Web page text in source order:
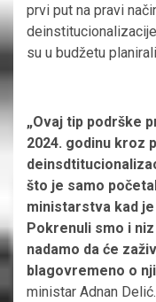
prvi put na pravi
su u budžetu
„Ovaj tip podrške
2024. godinu kroz
što je samo
ministarstva kad
Pokrenuli smo i
nadamo da će
blagovremeno o
ministar Adnan Delić.